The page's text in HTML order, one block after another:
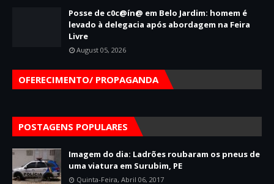
Posse de c0c@ín@ em Belo Jardim: homem é
levado à delegacia após abordagem na Feira
Livre
August 05, 2026
OFERECIMENTO/ PROPAGANDA
POSTAGENS POPULARES
Imagem do dia: Ladrões roubaram os pneus de
uma viatura em Surubim, PE
Quinta-Feira, Abril 06, 2017